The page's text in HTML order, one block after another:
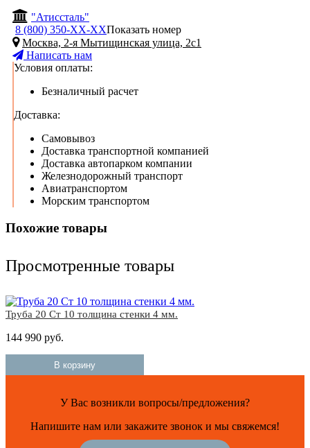
"Атиссталь"
8 (800) 350-ХХ-ХХПоказать номер
Москва, 2-я Мытищинская улица, 2с1
Написать нам
Условия оплаты:
Безналичный расчет
Доставка:
Самовывоз
Доставка транспортной компанией
Доставка автопарком компании
Железнодорожный транспорт
Авиатранспортом
Морским транспортом
Похожие товары
Просмотренные товары
Труба 20 Ст 10 толщина стенки 4 мм.
144 990 руб.
В корзину
У Вас возникли вопросы/предложения?
Напишите нам или закажите звонок и мы свяжемся!